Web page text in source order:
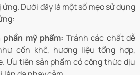
Dưới đây là một số mẹo sử dụng
mỹ phẩm: Tránh các chất dễ
cồn khô, hương liệu tổng hợp,
Ưu tiên sản phẩm có công thức dịu